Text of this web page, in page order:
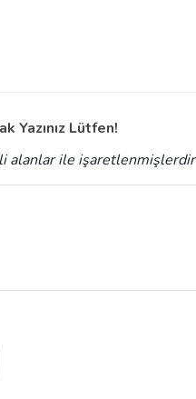
Yazınız Lütfen!
alanlarile işaretlenmişlerdir